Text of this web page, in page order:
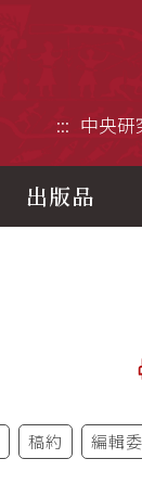
::: 中央研
出版品
稿約 編輯